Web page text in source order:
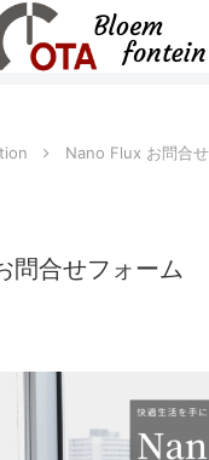
Nano Flux お問合
問合せフォーム